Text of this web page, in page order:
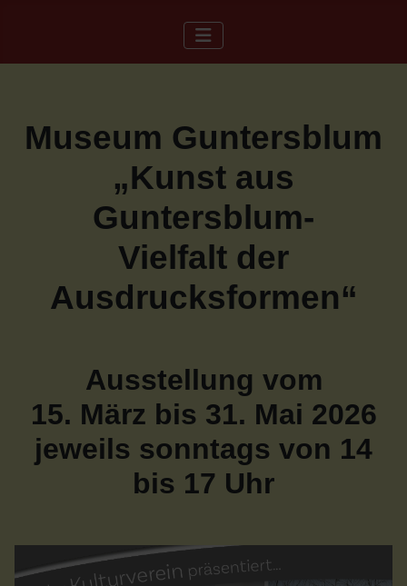
Museum Guntersblum
„Kunst aus
Guntersblum-
Vielfalt der
Ausdrucksformen“
Ausstellung vom
15. März bis 31. Mai 2026
jeweils sonntags von 14
bis 17 Uhr